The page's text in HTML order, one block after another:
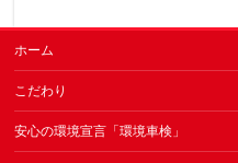
ホーム
こだわり
安心の環境宣言「環境車検」